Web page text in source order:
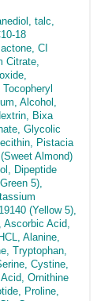
talc,
18
CI
Citrate,
Alcohol,
Bixa
Glycolic
Pistacia
Almond)
Dipeptide
5),
(Yellow 5),
Ascorbic Acid,
Alanine,
Tryptophan,
Cystine,
Ornithine
Proline,